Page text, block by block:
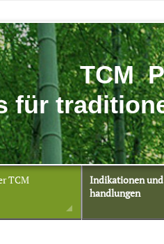
TCM
für
TCM
Indikationen und
handlungen